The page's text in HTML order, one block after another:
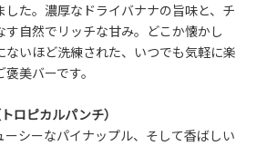
した。濃厚なドライバナナの旨味と、チ
自然でリッチな甘み。どこか懐かし
ないほど洗練された、いつでも気軽に楽
美バーです。
ロピカルパンチ）
ーシーなパイナップル、そして香ばしい